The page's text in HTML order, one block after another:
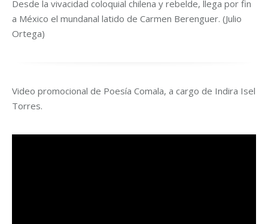
Desde la vivacidad coloquial chilena y rebelde, llega por fin
a México el mundanal latido de Carmen Berenguer. (Julio
Ortega)
Video promocional de Poesía Comala, a cargo de Indira Isel
Torres.